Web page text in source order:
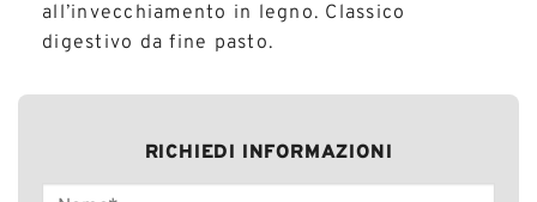
all’invecchiamento in legno. Classico
digestivo da fine pasto.
RICHIEDI INFORMAZIONI